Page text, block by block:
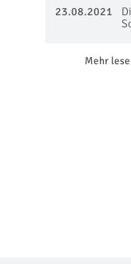
23.08.2021
Mehr